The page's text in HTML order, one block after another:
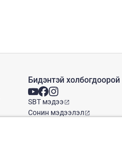
Бидэнтэй холбогдоорой
SBT мэдээ
Сонин мэдээлэл